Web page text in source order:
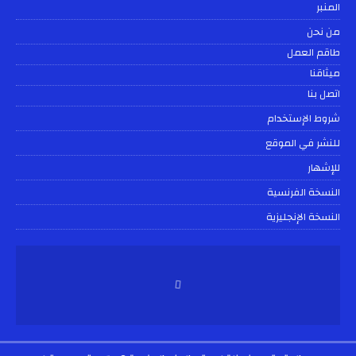
المنبر
من نحن
طاقم العمل
ميثاقنا
اتصل بنا
شروط الإستخدام
للنشر في الموقع
للإشهار
النسخة الفرنسية
النسخة الإنجليزية